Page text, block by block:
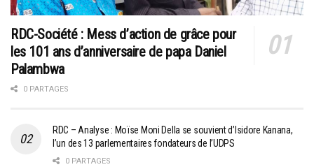
RDC-Société : Mess d’action de grâce pour
les 101 ans d’anniversaire de papa Daniel
Palambwa
0 PARTAGES
RDC – Analyse : Moïse Moni Della se souvient d’Isidore Kanana,
l’un des 13 parlementaires fondateurs de l’UDPS
0 PARTAGES